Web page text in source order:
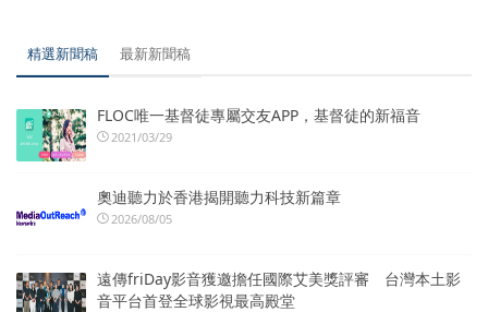
精選新聞稿 最新新聞稿
FLOC唯一基督徒專屬交友APP，基督徒的新福音
2021/03/29
奧迪聽力於香港揭開聽力科技新篇章
2026/08/05
遠傳friDay影音獲邀擔任國際艾美獎評審 台灣本土影
音平台首登全球影視最高殿堂